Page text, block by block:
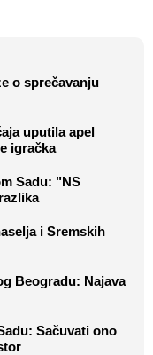
o sprečavanju
uputila apel
igračka
Sadu: "NS
i Sremskih
Beogradu: Najava
Sačuvati ono